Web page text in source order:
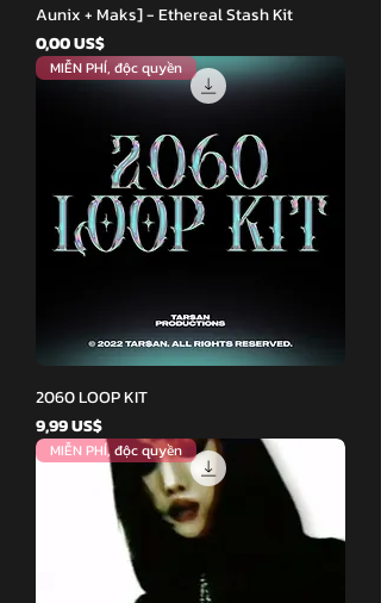
Aunix + Maks] - Ethereal Stash Kit
Giá
0,00 US$
MIỄN PHÍ, độc quyền
2060 LOOP KIT
Giá
9,99 US$
MIỄN PHÍ, độc quyền